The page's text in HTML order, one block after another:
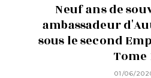
Neuf ans de
ambassadeur
sous le second
Tome
01/06/